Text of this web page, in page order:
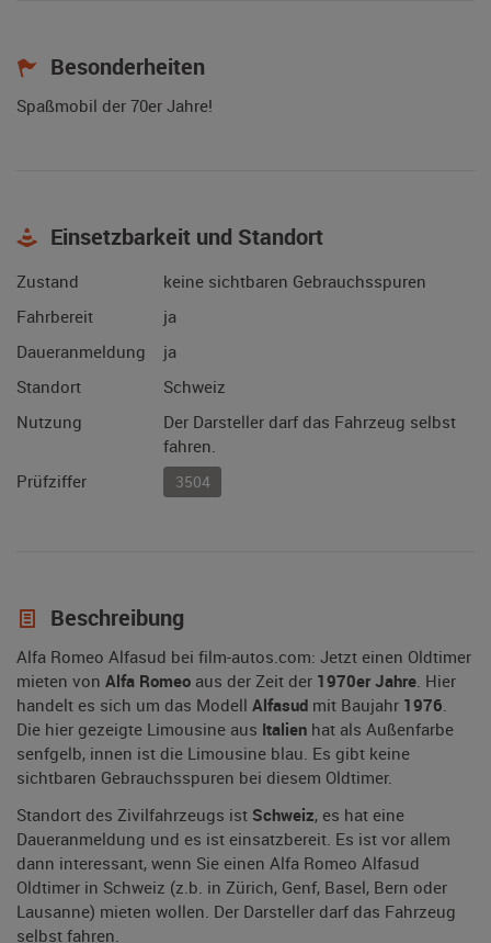
Besonderheiten
Spaßmobil der 70er Jahre!
Einsetzbarkeit und Standort
Zustand
keine sichtbaren Gebrauchsspuren
Fahrbereit
ja
Daueranmeldung
ja
Standort
Schweiz
Nutzung
Der Darsteller darf das Fahrzeug selbst
fahren.
Prüfziffer
3504
Beschreibung
Alfa Romeo Alfasud bei film-autos.com: Jetzt einen Oldtimer
mieten von Alfa Romeo aus der Zeit der 1970er Jahre. Hier
handelt es sich um das Modell Alfasud mit Baujahr 1976.
Die hier gezeigte Limousine aus Italien hat als Außenfarbe
senfgelb, innen ist die Limousine blau. Es gibt keine
sichtbaren Gebrauchsspuren bei diesem Oldtimer.
Standort des Zivilfahrzeugs ist Schweiz, es hat eine
Daueranmeldung und es ist einsatzbereit. Es ist vor allem
dann interessant, wenn Sie einen Alfa Romeo Alfasud
Oldtimer in Schweiz (z.b. in Zürich, Genf, Basel, Bern oder
Lausanne) mieten wollen. Der Darsteller darf das Fahrzeug
selbst fahren.